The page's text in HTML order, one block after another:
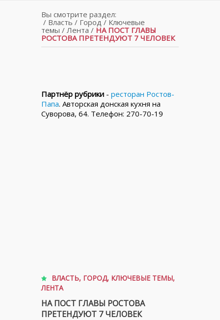
Вы смотрите раздел:
/ Власть / Город / Ключевые
темы / Лента / НА ПОСТ ГЛАВЫ
РОСТОВА ПРЕТЕНДУЮТ 7 ЧЕЛОВЕК
Партнёр рубрики - ресторан Ростов-
Папа. Авторская донская кухня на
Суворова, 64. Телефон: 270-70-19
ВЛАСТЬ, ГОРОД, КЛЮЧЕВЫЕ ТЕМЫ,
ЛЕНТА
НА ПОСТ ГЛАВЫ РОСТОВА
ПРЕТЕНДУЮТ 7 ЧЕЛОВЕК